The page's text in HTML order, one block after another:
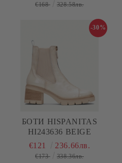
€168 328.58лв.
БОТИ HISPANITAS
HI243636 BEIGE
-30%
€121 236.66лв.
€173 338.36лв.